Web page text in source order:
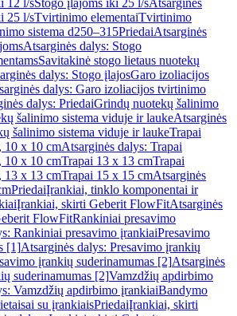
12 l/sStogo įlajoms iki 25 l/sAtsarginės
25 l/sTvirtinimo elementaiTvirtinimo
sistema d250–315PriedaiAtsarginės
Atsarginės dalys: Stogo
Savitakinė stogo lietaus nuotekų
dalys: Stogo įlajosGaro izoliacijos
dalys: Garo izoliacijos tvirtinimo
dalys: PriedaiGrindų nuotekų šalinimo
šalinimo sistema viduje ir laukeAtsarginės
šalinimo sistema viduje ir laukeTrapai
10 x 10 cmAtsarginės dalys: Trapai
10 x 10 cmTrapai 13 x 13 cmTrapai
13 x 13 cmTrapai 15 x 15 cmAtsarginės
PriedaiĮrankiai, tinklo komponentai ir
Įrankiai, skirti Geberit FlowFitAtsarginės
FlowFitRankiniai presavimo
Rankiniai presavimo įrankiaiPresavimo
[1]Atsarginės dalys: Presavimo įrankių
įrankių suderinamumas [2]Atsarginės
suderinamumas [2]Vamzdžių apdirbimo
Vamzdžių apdirbimo įrankiaiBandymo
su įrankiaisPriedaiĮrankiai, skirti